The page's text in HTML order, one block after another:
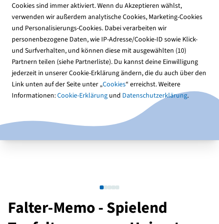
Cookies sind immer aktiviert. Wenn du Akzeptieren wählst,
verwenden wir außerdem analytische Cookies, Marketing-Cookies
und Personalisierungs-Cookies. Dabei verarbeiten wir
personenbezogene Daten, wie IP-Adresse/Cookie-ID sowie Klick-
und Surfverhalten, und können diese mit ausgewählten (10)
Partnern teilen (siehe Partnerliste). Du kannst deine Einwilligung
jederzeit in unserer Cookie-Erklärung ändern, die du auch über den
Link unten auf der Seite unter „Cookies“ erreichst. Weitere
Informationen:Cookie-Erklärung und Datenschutzerklärung.
Falter-Memo - Spielend